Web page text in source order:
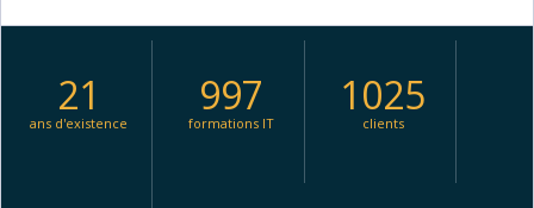
21
ans d'existence
997
formations IT
1025
clients